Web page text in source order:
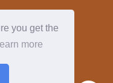
you get the
more